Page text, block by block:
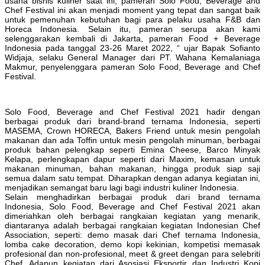
Chef Festival ini akan menjadi moment yang tepat dan sangat baik
untuk pemenuhan kebutuhan bagi para pelaku usaha F&B dan
Horeca Indonesia. Selain itu, pameran serupa akan kami
selenggarakan kembali di Jakarta, pameran Food + Beverage
Indonesia pada tanggal 23-26 Maret 2022, “ ujar Bapak Sofianto
Widjaja, selaku General Manager dari PT. Wahana Kemalaniaga
Makmur, penyelenggara pameran Solo Food, Beverage and Chef
Festival.
Solo Food, Beverage and Chef Festival 2021 hadir dengan
berbagai produk dari brand-brand ternama Indonesia, seperti
MASEMA, Crown HORECA, Bakers Friend untuk mesin pengolah
makanan dan ada Toffin untuk mesin pengolah minuman, berbagai
produk bahan pelengkap seperti Emina Cheese, Barco Minyak
Kelapa, perlengkapan dapur seperti dari Maxim, kemasan untuk
makanan minuman, bahan makanan, hingga produk siap saji
semua dalam satu tempat. Diharapkan dengan adanya kegiatan ini,
menjadikan semangat baru lagi bagi industri kuliner Indonesia.
Selain menghadirkan berbagai produk dari brand ternama
Indonesia, Solo Food, Beverage and Chef Festival 2021 akan
dimeriahkan oleh berbagai rangkaian kegiatan yang menarik,
diantaranya adalah berbagai rangkaian kegiatan Indonesian Chef
Association, seperti: demo masak dari Chef ternama Indonesia,
lomba cake decoration, demo kopi kekinian, kompetisi memasak
profesional dan non-profesional, meet & greet dengan para selebriti